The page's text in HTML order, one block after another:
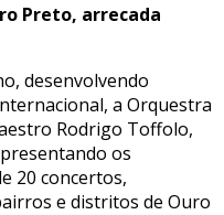
Preto, arrecada
desenvolvendo
a Orquestra
Rodrigo Toffolo,
os
20 concertos,
e distritos de Ouro